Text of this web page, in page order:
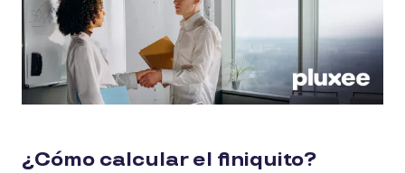
¿Cómo calcular el finiquito?